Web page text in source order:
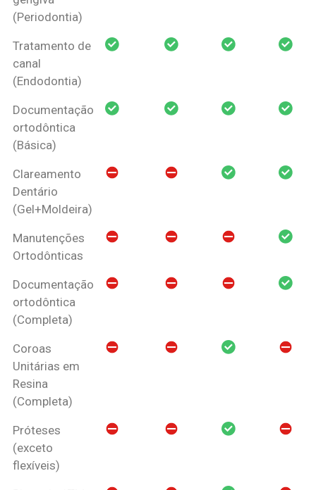
(Periodontia)
Tratamento de
canal
(Endodontia)
Documentação
ortodôntica
(Básica)
Clareamento
Dentário
(Gel+Moldeira)
Manutenções
Ortodônticas
Documentação
ortodôntica
(Completa)
Coroas
Unitárias em
Resina
(Completa)
Próteses
(exceto
flexíveis)